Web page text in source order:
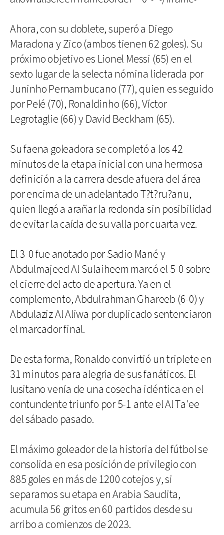
Ahora, con su doblete, superó a Diego
Maradona y Zico (ambos tienen 62 goles). Su
próximo objetivo es Lionel Messi (65) en el
sexto lugar de la selecta nómina liderada por
Juninho Pernambucano (77), quien es seguido
por Pelé (70), Ronaldinho (66), Víctor
Legrotaglie (66) y David Beckham (65).
Su faena goleadora se completó a los 42
minutos de la etapa inicial con una hermosa
definición a la carrera desde afuera del área
por encima de un adelantado T?t?ru?anu,
quien llegó a arañar la redonda sin posibilidad
de evitar la caída de su valla por cuarta vez.
El 3-0 fue anotado por Sadio Mané y
Abdulmajeed Al Sulaiheem marcó el 5-0 sobre
el cierre del acto de apertura. Ya en el
complemento, Abdulrahman Ghareeb (6-0) y
Abdulaziz Al Aliwa por duplicado sentenciaron
el marcador final.
De esta forma, Ronaldo convirtió un triplete en
31 minutos para alegría de sus fanáticos. El
lusitano venía de una cosecha idéntica en el
contundente triunfo por 5-1 ante el Al Ta'ee
del sábado pasado.
El máximo goleador de la historia del fútbol se
consolida en esa posición de privilegio con
885 goles en más de 1200 cotejos y, si
separamos su etapa en Arabia Saudita,
acumula 56 gritos en 60 partidos desde su
arribo a comienzos de 2023.